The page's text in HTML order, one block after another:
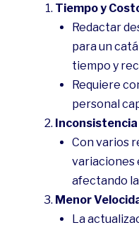
Tiempo y
Redactar
para un
tiempo y
Requiere
personal
Inconsistencia
Con varios
variaciones
afectando
Menor
La